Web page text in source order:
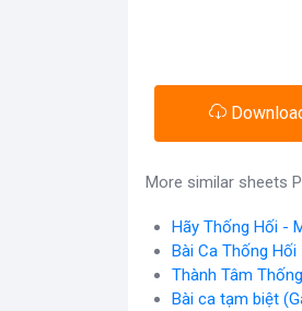
More similar sheets
Hãy Thống Hối -
Bài Ca Thống
Thành Tâm
Bài ca tạm biệt